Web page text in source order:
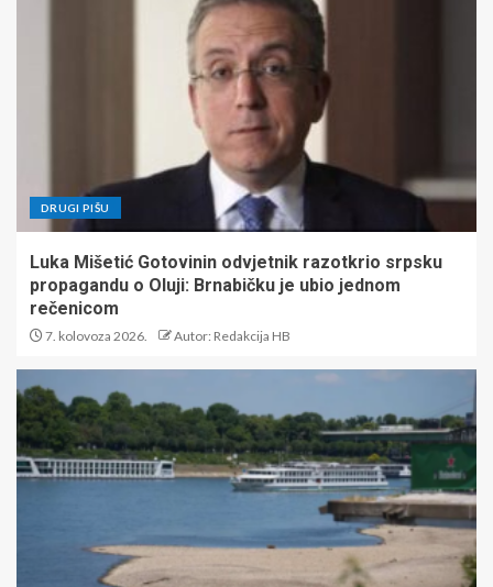
DRUGI PIŠU
Luka Mišetić Gotovinin odvjetnik razotkrio srpsku
propagandu o Oluji: Brnabičku je ubio jednom
rečenicom
7. kolovoza 2026. Autor: Redakcija HB